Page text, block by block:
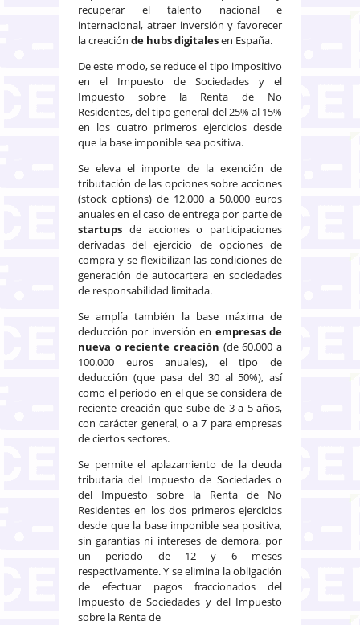
recuperar el talento nacional e
internacional, atraer inversión y favorecer
la creación de hubs digitalesen España.
De este modo, se reduce el tipo impositivo
en el Impuesto de Sociedades y el
Impuesto sobre la Renta de No
Residentes, del tipo general del 25% al 15%
en los cuatro primeros ejercicios desde
que la base imponible sea positiva.
Se eleva el importe de la exención de
tributación de las opciones sobre acciones
(stock options) de 12.000 a 50.000 euros
anuales en el caso de entrega por parte de
startups de acciones o participaciones
derivadas del ejercicio de opciones de
compra y se flexibilizan las condiciones de
generación de autocartera en sociedades
de responsabilidad limitada.
Se amplía también la base máxima de
deducción por inversión en empresas de
nueva o reciente creación (de 60.000 a
100.000 euros anuales), el tipo de
deducción (que pasa del 30 al 50%), así
como el periodo en el que se considera de
reciente creación que sube de 3 a 5 años,
con carácter general, o a 7 para empresas
de ciertos sectores.
Se permite el aplazamiento de la deuda
tributaria del Impuesto de Sociedades o
del Impuesto sobre la Renta de No
Residentes en los dos primeros ejercicios
desde que la base imponible sea positiva,
sin garantías ni intereses de demora, por
un periodo de 12 y 6 meses
respectivamente. Y se elimina la obligación
de efectuar pagos fraccionados del
Impuesto de Sociedades y del Impuesto
sobre la Renta de